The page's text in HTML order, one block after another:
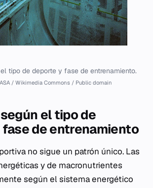
tipo de deporte y fase de entrenamiento.
/ Wikimedia Commons / Public domain
el tipo de
de entrenamiento
no sigue un patrón único. Las
y de macronutrientes
según el sistema energético